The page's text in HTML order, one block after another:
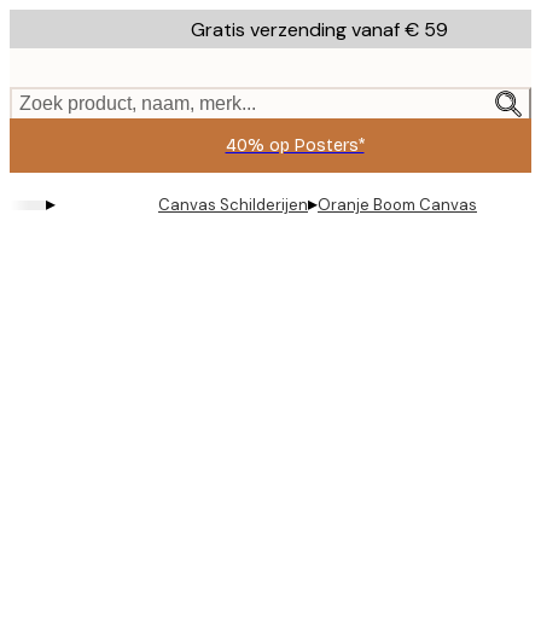
to
content.
Gratis verzending vanaf € 59
Zoek product, naam, merk...
40% op Posters*
▸ Canvas Schilderijen▸Oranje Boom Canvas